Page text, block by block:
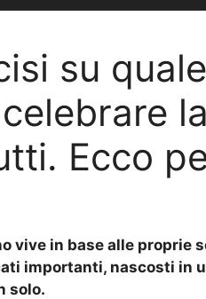
su
Ecco
vive in base alle proprie
importanti, nascosti in
solo.